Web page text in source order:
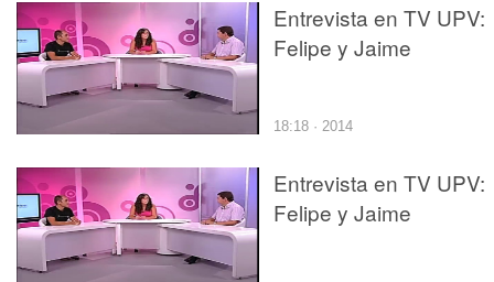
Entrevista en TV UPV:
Felipe y Jaime
18:18 · 2014
Entrevista en TV UPV:
Felipe y Jaime